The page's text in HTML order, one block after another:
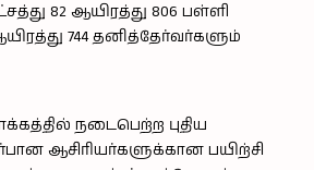
82 ஆயிரத்து 806 பள்ளி
744 தனித்தேர்வர்களும்
நடைபெற்ற புதிய
ஆசிரியர்களுக்கான பயிற்சி